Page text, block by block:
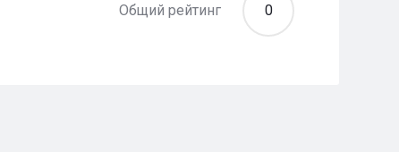
Общий рейтинг 0